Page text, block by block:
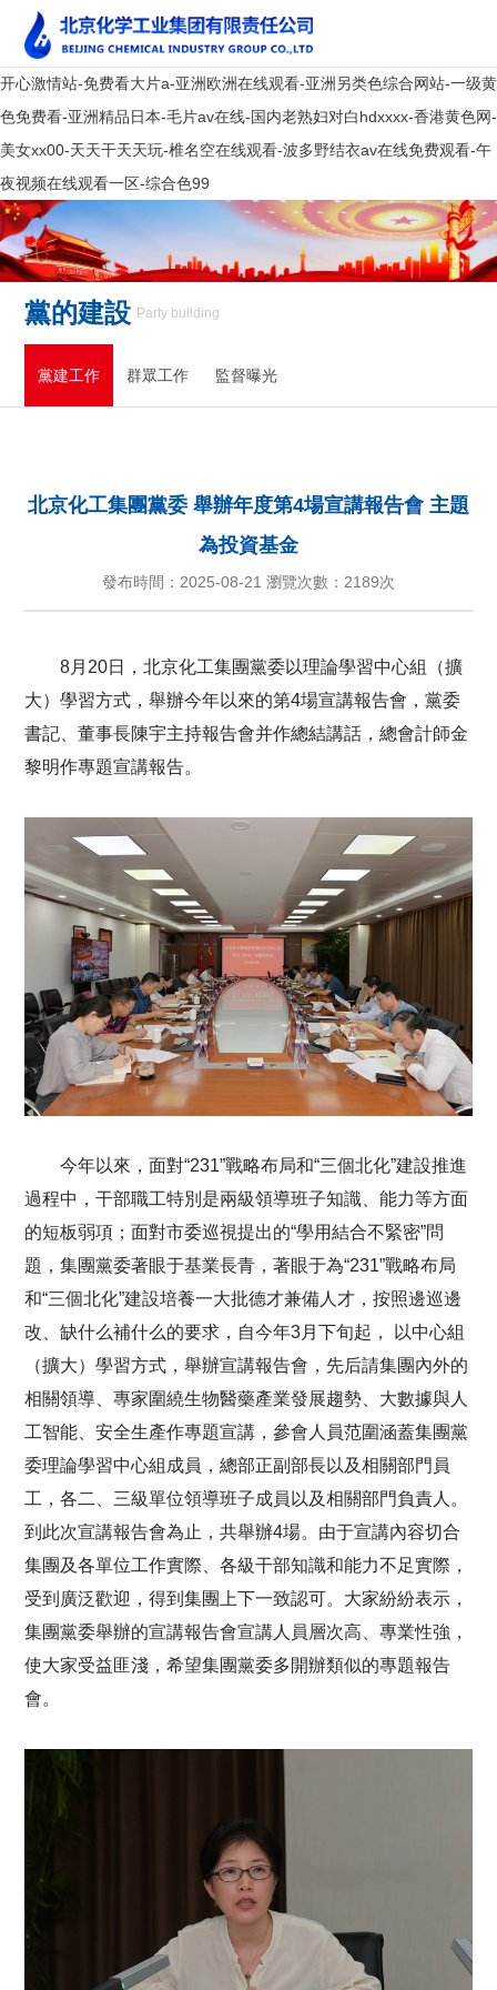
开心激情站-免费看大片a-亚洲欧洲在线观看-亚洲另类色综合网站-一级黄
色免费看-亚洲精品日本-毛片av在线-国内老熟妇对白hdxxxx-香港黄色网-
美女xx00-天天干天天玩-椎名空在线观看-波多野结衣av在线免费观看-午
夜视频在线观看一区-综合色99
黨的建設 Party building
黨建工作 群眾工作 監督曝光
北京化工集團黨委 舉辦年度第4場宣講報告會 主題
為投資基金
發布時間：2025-08-21 瀏覽次數： 2189次
8月20日，北京化工集團黨委以理論學習中心組（擴
大）學習方式，舉辦今年以來的第4場宣講報告會，黨委
書記、董事長陳宇主持報告會并作總結講話，總會計師金
黎明作專題宣講報告。
今年以來，面對“231”戰略布局和“三個北化”建設推進
過程中，干部職工特別是兩級領導班子知識、能力等方面
的短板弱項；面對市委巡視提出的“學用結合不緊密”問
題，集團黨委著眼于基業長青，著眼于為“231”戰略布局
和“三個北化”建設培養一大批德才兼備人才，按照邊巡邊
改、缺什么補什么的要求，自今年3月下旬起， 以中心組
（擴大）學習方式，舉辦宣講報告會，先后請集團內外的
相關領導、專家圍繞生物醫藥產業發展趨勢、大數據與人
工智能、安全生產作專題宣講，參會人員范圍涵蓋集團黨
委理論學習中心組成員，總部正副部長以及相關部門員
工，各二、三級單位領導班子成員以及相關部門負責人。
到此次宣講報告會為止，共舉辦4場。由于宣講內容切合
集團及各單位工作實際、各級干部知識和能力不足實際，
受到廣泛歡迎，得到集團上下一致認可。大家紛紛表示，
集團黨委舉辦的宣講報告會宣講人員層次高、專業性強，
使大家受益匪淺，希望集團黨委多開辦類似的專題報告
會。